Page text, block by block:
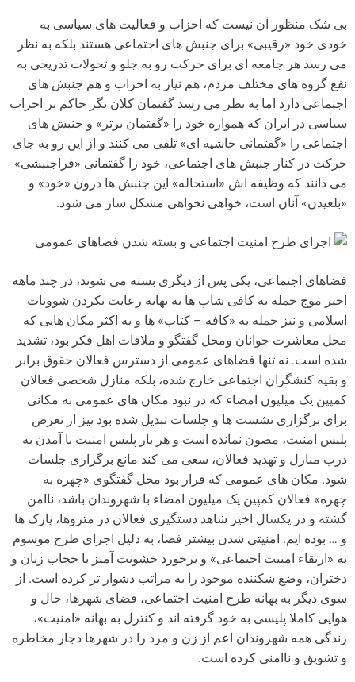
بی شک منظور آن نیست که احزاب و فعالیت های سیاسی به
خودی خود «رقیبی» برای جنبش های اجتماعی هستند بلکه به نظر
می رسد هر جامعه ای برای حرکت رو به جلو و تحولات تدریجی به
نفع گروه های مختلف مردم، هم نیاز به احزاب و هم جنبش های
اجتماعی دارد اما به نظر می رسد گفتمان کلان نگر حاکم بر احزاب
سیاسی در ایران که همواره خود را «گفتمان برتر» و جنبش های
اجتماعی را «گفتمانی حاشیه ای» تلقی می کنند و از این رو به جای
حرکت در کنار جنبش های اجتماعی، خود را گفتمانی «فراجنبشی»
می دانند که وظیفه اش «استحاله» این جنبش ها درون «خود» و
«بلعیدن» آنان است، خواهی نخواهی مشکل ساز می شود.
اجرای طرح امنیت اجتماعی و بسته شدن فضاهای عمومی
فضاهای اجتماعی، یکی پس از دیگری بسته می شوند، در چند ماهه
اخیر موج حمله به کافی شاپ ها به بهانه رعایت نکردن شوونات
اسلامی و نیز حمله به «کافه – کتاب» ها و به اکثر مکان هایی که
محل معاشرت جوانان ومحل گفتگو و ملاقات اهل فکر بود، تشدید
شده است. نه تنها فضاهای عمومی از دسترس فعالان حقوق برابر
و بقیه کنشگران اجتماعی خارج شده، بلکه منازل شخصی فعالان
کمپین یک میلیون امضاء که در نبود مکان های عمومی به مکانی
برای برگزاری نشست ها و جلسات تبدیل شده بود نیز از تعرض
پلیس امنیت، مصون نمانده است و هر بار پلیس امنیت با آمدن به
درب منازل و تهدید فعالان، سعی می کند مانع برگزاری جلسات
شود. مکان های عمومی که قرار بود محل گفتگوی «چهره به
چهره» فعالان کمپین یک میلیون امضاء با شهروندان باشد، ناامن
گشته و در یکسال اخیر شاهد دستگیری فعالان در متروها، پارک ها
و … بوده ایم. امنیتی شدن بیشتر فضا، به دلیل اجرای طرح موسوم
به «ارتقاء امنیت اجتماعی» و برخورد خشونت آمیز با حجاب زنان و
دختران، وضع شکننده موجود را به مراتب دشوار تر کرده است. از
سوی دیگر به بهانه طرح امنیت اجتماعی، فضای شهرها، حال و
هوایی کاملا پلیسی به خود گرفته اند و کنترل به بهانه «امنیت»،
زندگی همه شهروندان اعم از زن و مرد را در شهرها دچار مخاطره
و تشویق و ناامنی کرده است.